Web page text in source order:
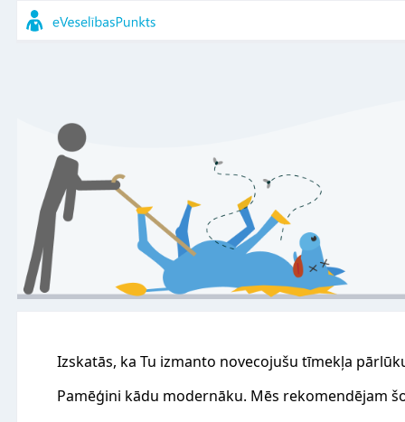
Izskatās, ka Tu izmanto novecojušu tīmekļa
Pamēģini kādu modernāku. Mēs rekomendējam